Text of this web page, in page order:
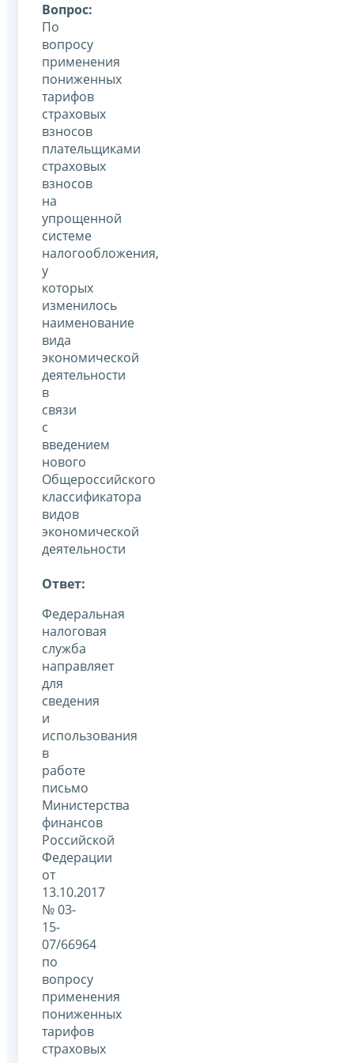
Вопрос:
По
вопросу
применения
пониженных
тарифов
страховых
взносов
плательщиками
страховых
взносов
на
упрощенной
системе
налогообложения,
у
которых
изменилось
наименование
вида
экономической
деятельности
в
связи
с
введением
нового
Общероссийского
классификатора
видов
экономической
деятельности
Ответ:
Федеральная
налоговая
служба
направляет
для
сведения
и
использования
в
работе
письмо
Министерства
финансов
Российской
Федерации
от
13.10.2017
№ 03-
15-
07/66964
по
вопросу
применения
пониженных
тарифов
страховых